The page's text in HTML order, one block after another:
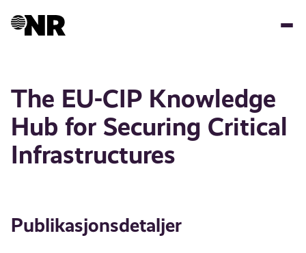
The EU-CIP Knowledge
Hub for Securing Critical
Infrastructures
Publikasjonsdetaljer